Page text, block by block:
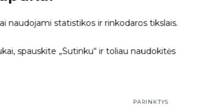
naudojami statistikos ir rinkodaros tikslais.
spauskite „Sutinku“ ir toliau naudokitės
PARINKTYS